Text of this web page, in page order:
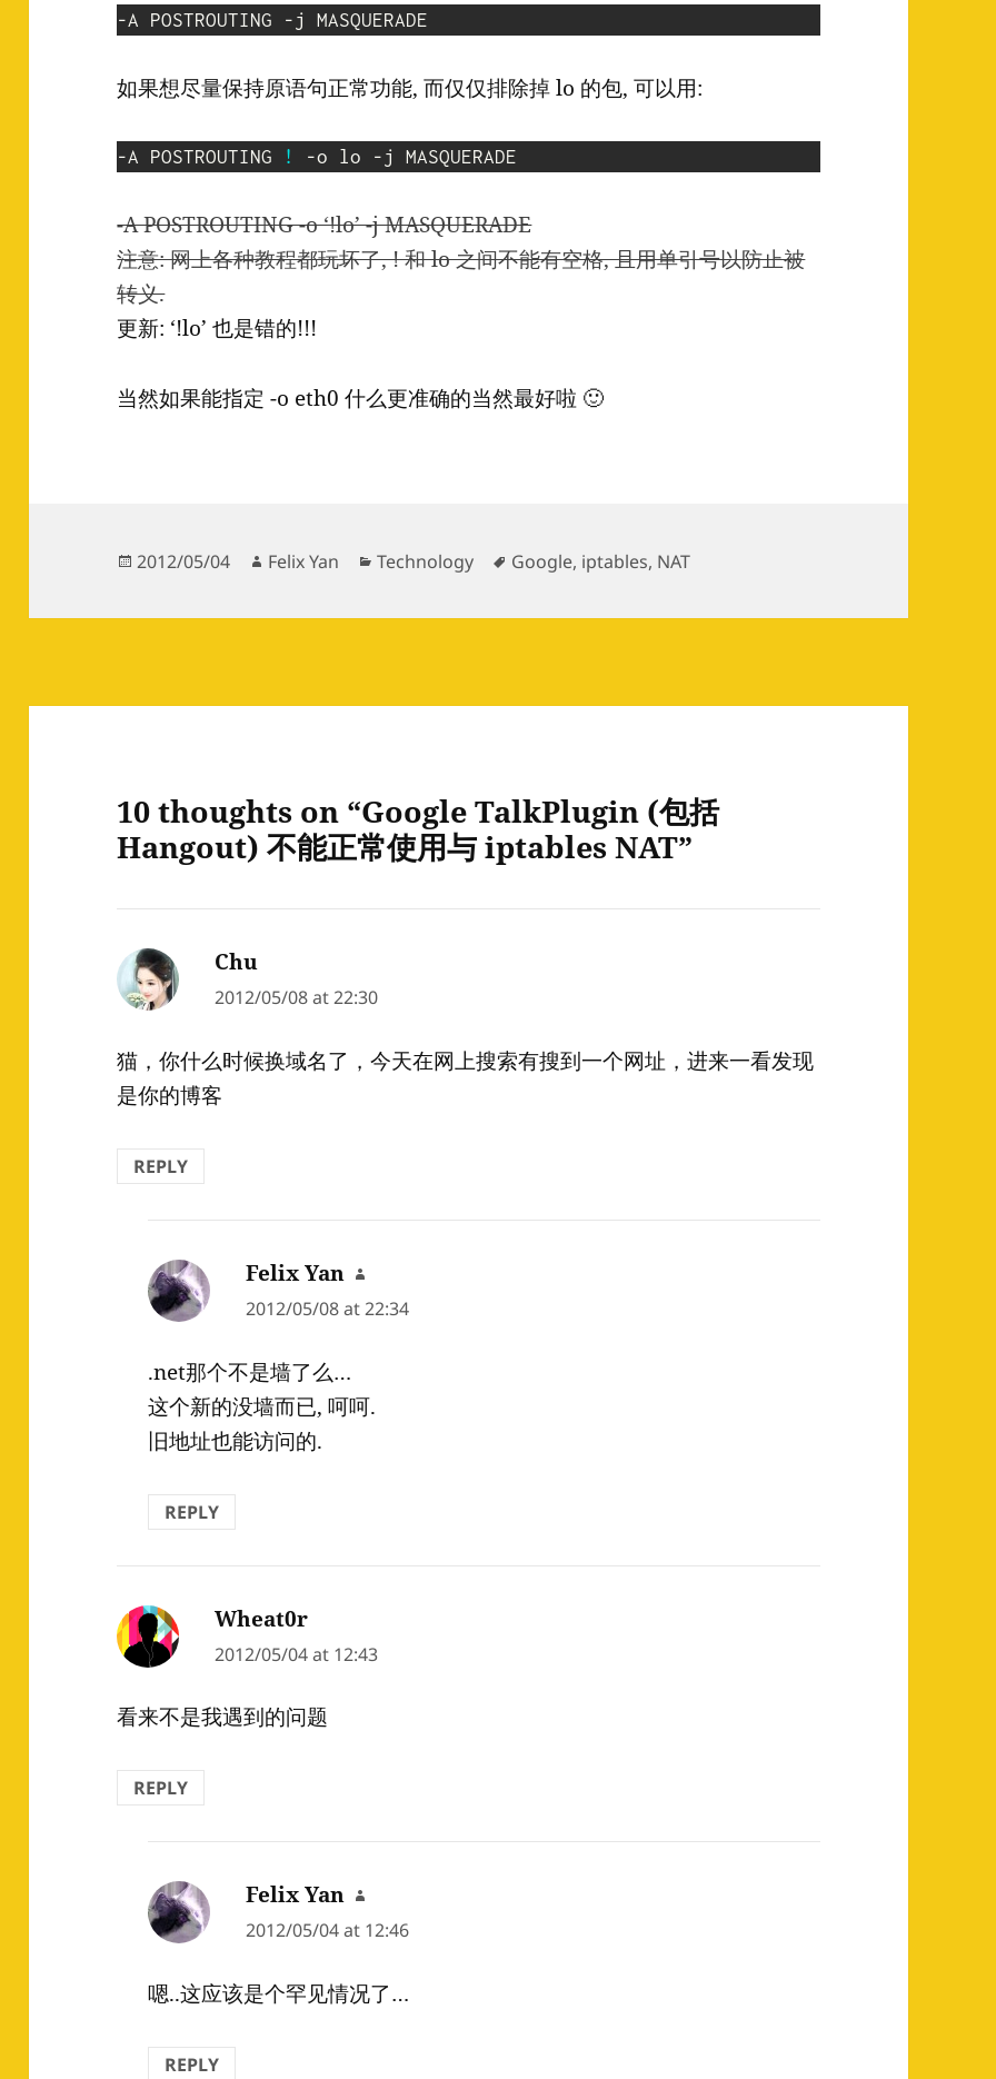
如果想尽量保持原语句正常功能, 而仅仅排除掉 lo 的包, 可以用:
-A POSTROUTING !
-A POSTROUTING -o ‘!lo’ -j MASQUERADE
注意: 网上各种教程都玩坏了, ! 和 lo 之间不能有空格, 且用单引号以防止被
转义.
更新: ‘!lo’ 也是错的!!!
当然如果能指定 -o eth0 什么更准确的当然最好啦 🙂
Posted
2012/05/04 Author
Felix Yan Categories
Technology Tags
Google, iptables, NAT
10 thoughts on “Google TalkPlugin (包括
Hangout) 不能正常使用与 iptables NAT”
Chu
2012/05/08 at 22:30
猫，你什么时候换域名了，今天在网上搜索有搜到一个网址，进来一看发现
是你的博客
REPLY
Felix Yan says:
2012/05/08 at 22:34
.net那个不是墙了么…
这个新的没墙而已, 呵呵.
旧地址也能访问的.
REPLY
Wheat0r
2012/05/04 at 12:43
看来不是我遇到的问题
REPLY
Felix Yan says:
2012/05/04 at 12:46
嗯..这应该是个罕见情况了…
REPLY